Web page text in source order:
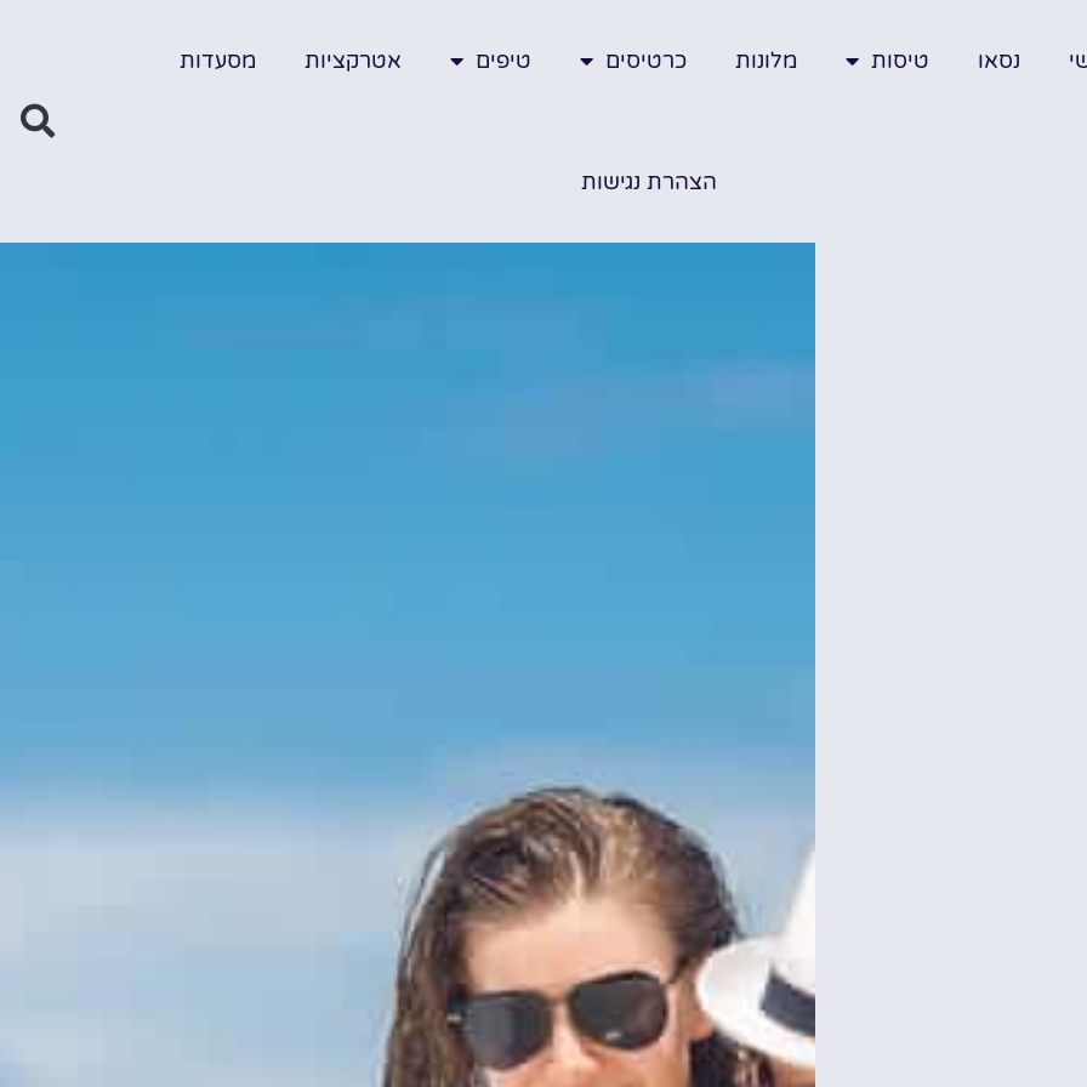
נסאו טיסות מלונות כרטיסים טיפים אטרקציות מסעדות
הצהרת נגישות